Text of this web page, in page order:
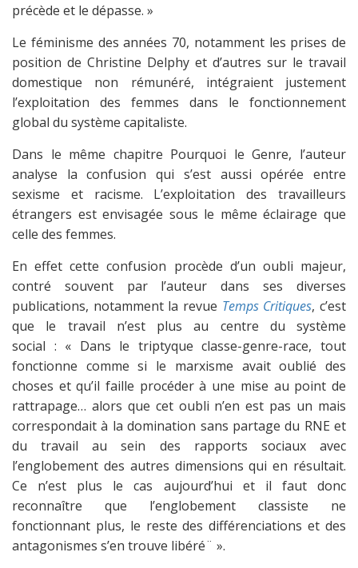
précède et le dépasse. »
Le féminisme des années 70, notamment les prises de
position de Christine Delphy et d’autres sur le travail
domestique non rémunéré, intégraient justement
l’exploitation des femmes dans le fonctionnement
global du système capitaliste.
Dans le même chapitre Pourquoi le Genre, l’auteur
analyse la confusion qui s’est aussi opérée entre
sexisme et racisme. L’exploitation des travailleurs
étrangers est envisagée sous le même éclairage que
celle des femmes.
En effet cette confusion procède d’un oubli majeur,
contré souvent par l’auteur dans ses diverses
publications, notamment la revue Temps Critiques, c’est
que le travail n’est plus au centre du système
social : « Dans le triptyque classe-genre-race, tout
fonctionne comme si le marxisme avait oublié des
choses et qu’il faille procéder à une mise au point de
rattrapage… alors que cet oubli n’en est pas un mais
correspondait à la domination sans partage du RNE et
du travail au sein des rapports sociaux avec
l’englobement des autres dimensions qui en résultait.
Ce n’est plus le cas aujourd’hui et il faut donc
reconnaître que l’englobement classiste ne
fonctionnant plus, le reste des différenciations et des
antagonismes s’en trouve libéré¨ ».